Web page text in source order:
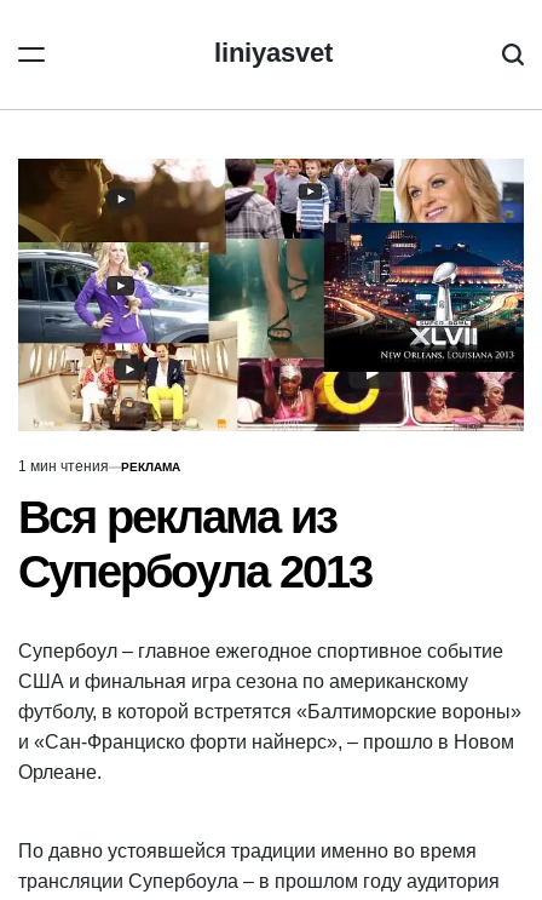
liniyasvet
Расчётное
время
чтения
1 мин чтения
ОПУБЛИКОВАНО
РЕКЛАМА
Вся реклама из
Супербоула 2013
Супербоул – главное ежегодное спортивное событие
США и финальная игра сезона по американскому
футболу, в которой встретятся «Балтиморские вороны»
и «Сан-Франциско форти найнерс», – прошло в Новом
Орлеане.
По давно устоявшейся традиции именно во время
трансляции Супербоула – в прошлом году аудитория